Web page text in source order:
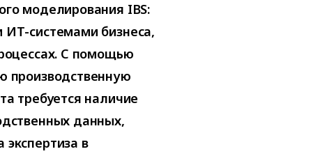
моделирования IBS:
системами бизнеса,
С помощью
производственную
требуется наличие
данных,
в